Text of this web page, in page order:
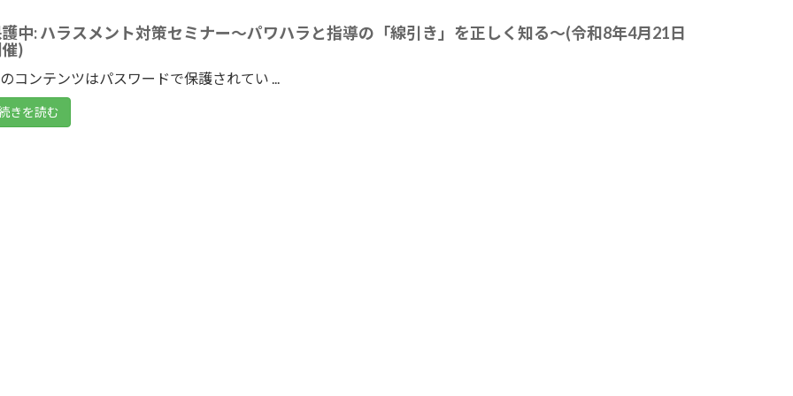
中: ハラスメント対策セミナー～パワハラと指導の「線引き」を正しく知る～(令和8年4月21日
)
コンテンツはパスワードで保護されてい ...
きを読む